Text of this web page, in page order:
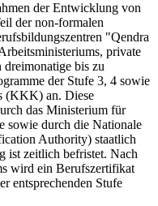
der Entwicklung von
der non-formalen
"Qendra
private
dreimonatige bis zu
der Stufe 3, 4 sowie
(KKK) an. Diese
das Ministerium für
sowie durch die Nationale
Authority) staatlich
ist zeitlich befristet. Nach
wird ein Berufszertifikat
entsprechenden Stufe